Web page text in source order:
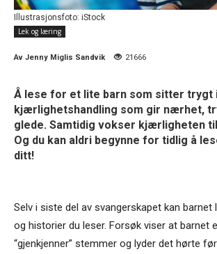
Illustrasjonsfoto: iStock
Lek og læring
Av Jenny Miglis Sandvik 21666
Å lese for et lite barn som sitter trygt
kjærlighetshandling som gir nærhet,
glede. Samtidig vokser kjærligheten
Og du kan aldri begynne for tidlig å
ditt!
Selv i siste del av svangerskapet kan barnet
og historier du leser. Forsøk viser at barnet
“gjenkjenner” stemmer og lyder det hørte